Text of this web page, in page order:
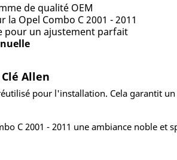
de qualité OEM
Opel Combo C 2001 - 2011
pour un ajustement parfait
Allen
pour l'installation. Cela garantit
C 2001 - 2011 une ambiance noble et